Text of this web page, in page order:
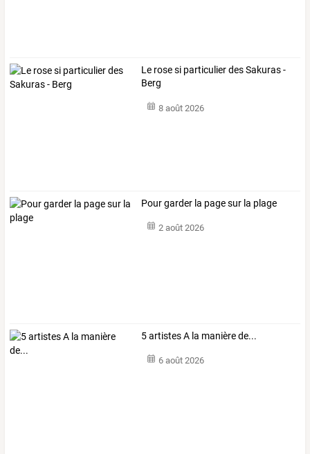
Le rose si particulier des Sakuras -
Berg
8 août 2026
Pour garder la page sur la plage
2 août 2026
5 artistes A la manière de...
6 août 2026